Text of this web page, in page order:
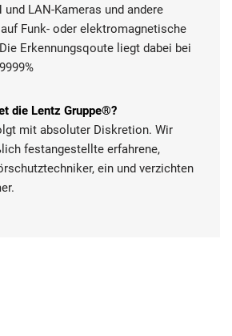
LAN-Kameras und andere
Funk- oder elektromagnetische
Erkennungsqoute liegt dabei bei
die Lentz Gruppe®?
mit absoluter Diskretion. Wir
festangestellte erfahrene,
ein und verzichten